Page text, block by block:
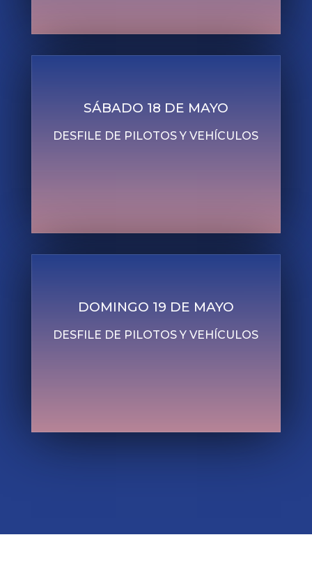
SÁBADO 18 DE MAYO
DESFILE DE PILOTOS Y VEHÍCULOS
DOMINGO 19 DE MAYO
DESFILE DE PILOTOS Y VEHÍCULOS